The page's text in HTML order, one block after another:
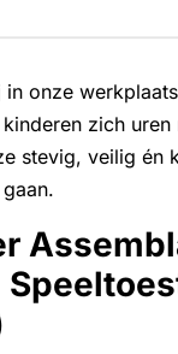
onze
zich uren
stevig, veilig én